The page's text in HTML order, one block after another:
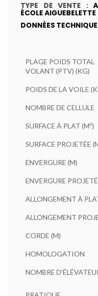
TYPE DE VENTE :
ÉCOLE
DONNÉES
PLAGE POIDS TOTAL
VOLANT (PTV) (KG)
POIDS DE LA VOILE
NOMBRE DE CELLULE
SURFACE À PLAT (M²)
SURFACE PROJETÉE
ENVERGURE (M)
ENVERGURE
ALLONGEMENT À
ALLONGEMENT
CORDE (M)
HOMOLOGATION
NOMBRE